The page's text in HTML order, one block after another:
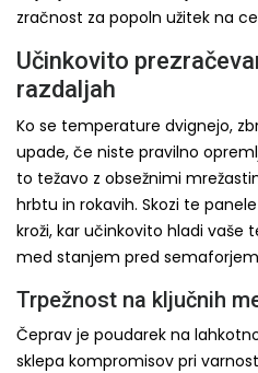
zračnost za popoln užitek na
Učinkovito
razdaljah
Ko se temperature dvignejo,
upade, če niste pravilno
to težavo z obsežnimi
hrbtu in rokavih. Skozi te
kroži, kar učinkovito hladi vaše
med stanjem pred
Trpežnost na ključnih
Čeprav je poudarek na
sklepa kompromisov pri